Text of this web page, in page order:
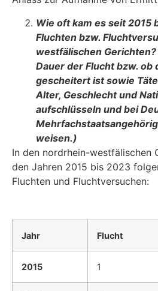
Wie oft kam es seit 2015
Fluchten bzw.
westfälischen
Dauer der Flucht bzw. ob
gescheitert ist sowie
Alter, Geschlecht und
aufschlüsseln und bei
weisen.)
In den nordrhein-westfälischen
den Jahren 2015 bis 2023
Fluchten und Fluchtversuchen:
Jahr Flucht
2015 1